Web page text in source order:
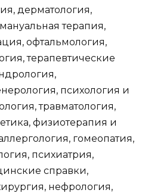
дерматология,
терапия,
офтальмология,
терапевтические
психология и
травматология,
физиотерапия и
гомеопатия,
психиатрия,
справки,
нефрология,